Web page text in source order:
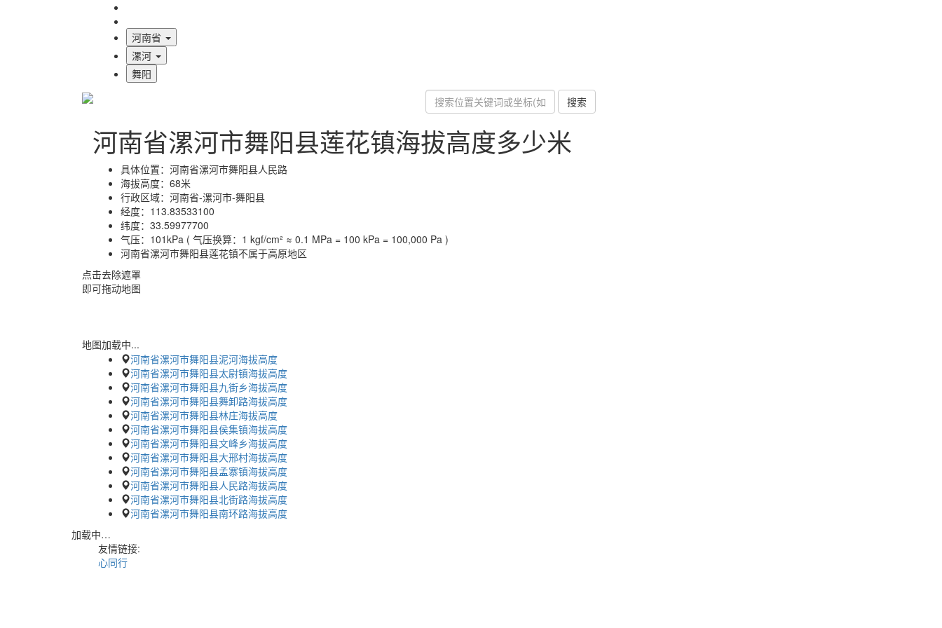
河南省
漯河
舞阳
搜索
河南省漯河市舞阳县莲花镇海拔高度多少米
具体位置： 河南省漯河市舞阳县人民路
海拔高度： 68米
行政区域： 河南省-漯河市-舞阳县
经度： 113.83533100
纬度： 33.59977700
气压： 101kPa ( 气压换算：1 kgf/cm² ≈ 0.1 MPa = 100 kPa = 100,000 Pa )
河南省漯河市舞阳县莲花镇不属于高原地区
点击去除遮罩
即可拖动地图
地图加载中...
河南省漯河市舞阳县泥河海拔高度
河南省漯河市舞阳县太尉镇海拔高度
河南省漯河市舞阳县九街乡海拔高度
河南省漯河市舞阳县舞卸路海拔高度
河南省漯河市舞阳县林庄海拔高度
河南省漯河市舞阳县侯集镇海拔高度
河南省漯河市舞阳县文峰乡海拔高度
河南省漯河市舞阳县大邢村海拔高度
河南省漯河市舞阳县孟寨镇海拔高度
河南省漯河市舞阳县人民路海拔高度
河南省漯河市舞阳县北街路海拔高度
河南省漯河市舞阳县南环路海拔高度
加载中…
友情链接:
心同行